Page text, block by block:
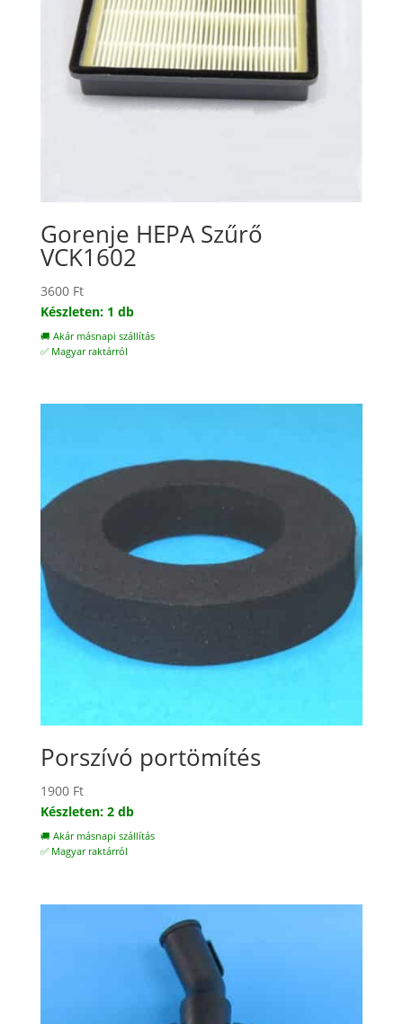
Gorenje HEPA Szűrő
VCK1602
3600 Ft
Készleten: 1 db
🚚 Akár másnapi szállítás
✅ Magyar raktárról
Porszívó portömítés
1900 Ft
Készleten: 2 db
🚚 Akár másnapi szállítás
✅ Magyar raktárról